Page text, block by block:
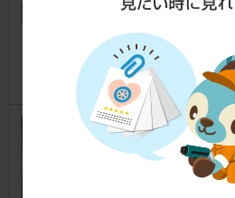
MINI [F55/56]
冷却水再交
MINI [F55/56]